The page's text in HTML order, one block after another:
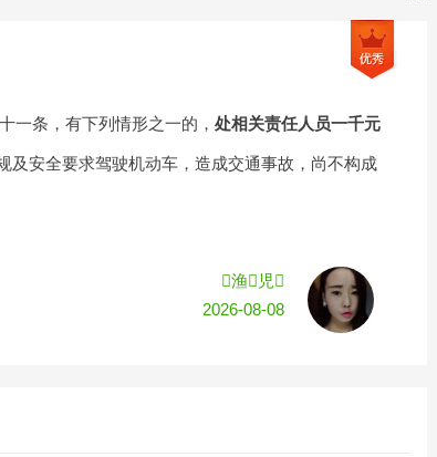
一条，有下列情形之一的， 处相关责任人员一千元
及安全要求驾驶机动车，造成交通事故，尚不构成
渔児
2026-08-08